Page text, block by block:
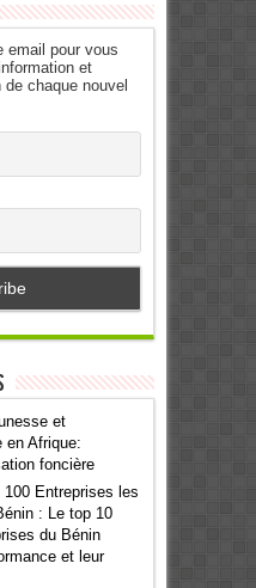
email pour vous
et
chaque nouvel
et
en Afrique:
foncière
100 Entreprises les
: Le top 10
du Bénin
et leur